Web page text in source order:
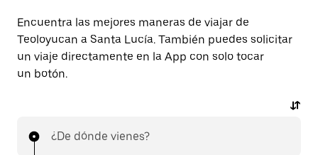
Encuentra las mejores maneras de viajar de
Teoloyucan a Santa Lucía. También puedes solicitar
un viaje directamente en la App con solo tocar
un botón.
¿De dónde vienes?